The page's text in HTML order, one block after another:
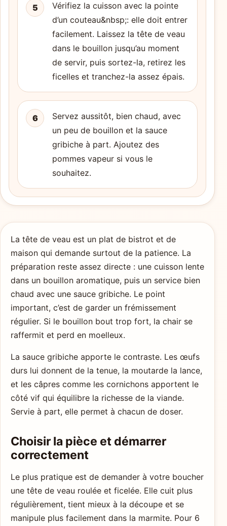
5
Vérifiez la cuisson avec la pointe
d’un couteau&nbsp;: elle doit entrer
facilement. Laissez la tête de veau
dans le bouillon jusqu’au moment
de servir, puis sortez-la, retirez les
ficelles et tranchez-la assez épais.
6
Servez aussitôt, bien chaud, avec
un peu de bouillon et la sauce
gribiche à part. Ajoutez des
pommes vapeur si vous le
souhaitez.
La tête de veau est un plat de bistrot et de
maison qui demande surtout de la patience. La
préparation reste assez directe : une cuisson lente
dans un bouillon aromatique, puis un service bien
chaud avec une sauce gribiche. Le point
important, c’est de garder un frémissement
régulier. Si le bouillon bout trop fort, la chair se
raffermit et perd en moelleux.
La sauce gribiche apporte le contraste. Les œufs
durs lui donnent de la tenue, la moutarde la lance,
et les câpres comme les cornichons apportent le
côté vif qui équilibre la richesse de la viande.
Servie à part, elle permet à chacun de doser.
Choisir la pièce et démarrer
correctement
Le plus pratique est de demander à votre boucher
une tête de veau roulée et ficelée. Elle cuit plus
régulièrement, tient mieux à la découpe et se
manipule plus facilement dans la marmite. Pour 6